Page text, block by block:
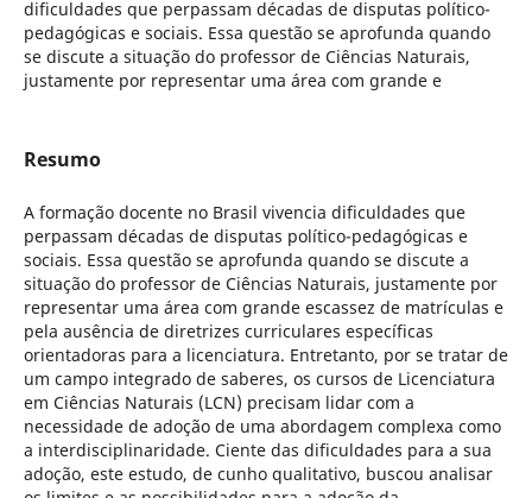
dificuldades que perpassam décadas de disputas político-
pedagógicas e sociais. Essa questão se aprofunda quando
se discute a situação do professor de Ciências Naturais,
justamente por representar uma área com grande e
Resumo
A formação docente no Brasil vivencia dificuldades que
perpassam décadas de disputas político-pedagógicas e
sociais. Essa questão se aprofunda quando se discute a
situação do professor de Ciências Naturais, justamente por
representar uma área com grande escassez de matrículas e
pela ausência de diretrizes curriculares específicas
orientadoras para a licenciatura. Entretanto, por se tratar de
um campo integrado de saberes, os cursos de Licenciatura
em Ciências Naturais (LCN) precisam lidar com a
necessidade de adoção de uma abordagem complexa como
a interdisciplinaridade. Ciente das dificuldades para a sua
adoção, este estudo, de cunho qualitativo, buscou analisar